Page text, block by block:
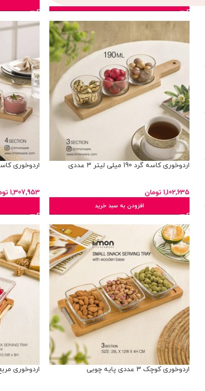
اردوخوری کاسه گرد 190 میلی لیتر 3 عددی
1,102,635 تومان
افزودن به سبد خرید
اردوخوری کاسه گرد 190 میلی
1,307,953
اردوخوری کوچک 3 عددی پایه چوبی اردوخوری مربع 2خانه پایه